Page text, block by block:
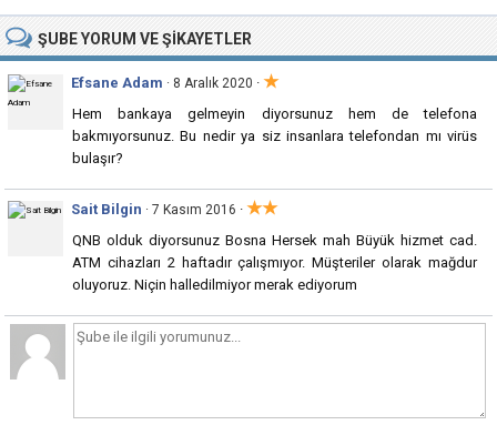
ŞUBEYORUM VE ŞIKAYETLER
Efsane Adam · 8 Aralık 2020 · ★
Hem bankaya gelmeyin diyorsunuz hem de telefona
bakmıyorsunuz. Bu nedir ya siz insanlara telefondan mı virüs
bulaşır?
Sait Bilgin · 7 Kasım 2016 · ★★
QNB olduk diyorsunuz Bosna Hersek mah Büyük hizmet cad.
ATM cihazları 2 haftadır çalışmıyor. Müşteriler olarak mağdur
oluyoruz. Niçin halledilmiyor merak ediyorum